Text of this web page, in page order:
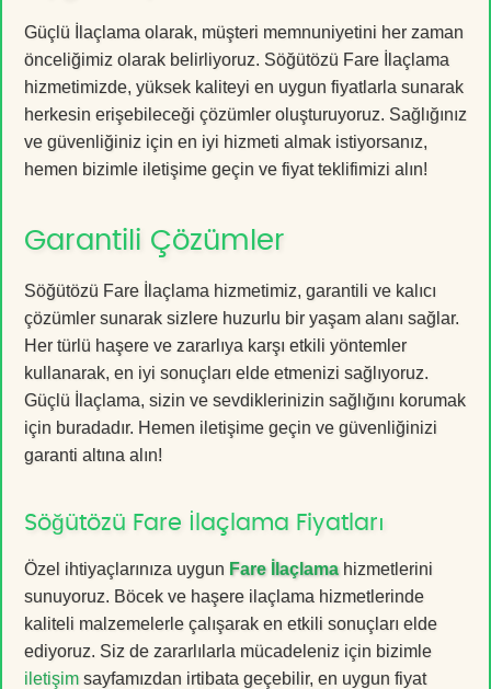
Güçlü İlaçlama olarak, müşteri memnuniyetini her zaman
önceliğimiz olarak belirliyoruz. Söğütözü Fare İlaçlama
hizmetimizde, yüksek kaliteyi en uygun fiyatlarla sunarak
herkesin erişebileceği çözümler oluşturuyoruz. Sağlığınız
ve güvenliğiniz için en iyi hizmeti almak istiyorsanız,
hemen bizimle iletişime geçin ve fiyat teklifimizi alın!
Garantili Çözümler
Söğütözü Fare İlaçlama hizmetimiz, garantili ve kalıcı
çözümler sunarak sizlere huzurlu bir yaşam alanı sağlar.
Her türlü haşere ve zararlıya karşı etkili yöntemler
kullanarak, en iyi sonuçları elde etmenizi sağlıyoruz.
Güçlü İlaçlama, sizin ve sevdiklerinizin sağlığını korumak
için buradadır. Hemen iletişime geçin ve güvenliğinizi
garanti altına alın!
Söğütözü Fare İlaçlama Fiyatları
Özel ihtiyaçlarınıza uygun Fare İlaçlamahizmetlerini
sunuyoruz. Böcek ve haşere ilaçlama hizmetlerinde
kaliteli malzemelerle çalışarak en etkili sonuçları elde
ediyoruz. Siz de zararlılarla mücadeleniz için bizimle
iletişim sayfamızdan irtibata geçebilir, en uygun fiyat